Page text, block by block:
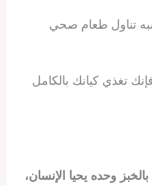
تناول طعام صحي
تغذي كيانك بالكامل
وحده يحيا الإنسان،